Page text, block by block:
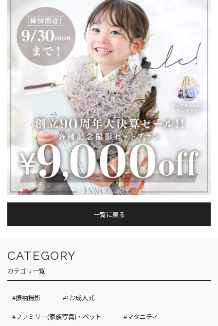
一覧に戻る
CATEGORY
カテゴリ一覧
#振袖撮影 #1/2成人式
#ファミリー(家族写真)・ペット #マタニティ